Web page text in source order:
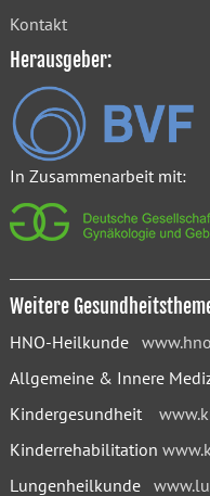
Kontakt
Herausgeber:
In Zusammenarbeit mit:
Weitere
HNO-Heilkunde
Allgemeine & Innere
Kindergesundheit
Kinderrehabilitation
Lungenheilkunde